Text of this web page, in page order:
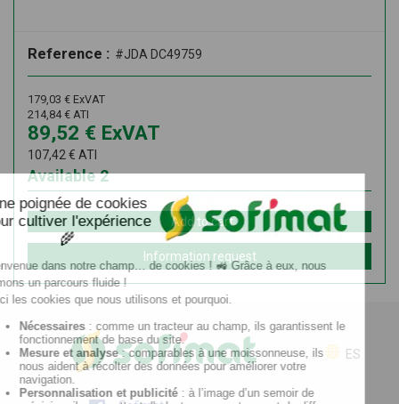
Reference : #JDA DC49759
179,03 € ExVAT
214,84€ ATI
89,52 € ExVAT
107,42€ ATI
2
Available
Add to cart
Information request
ES